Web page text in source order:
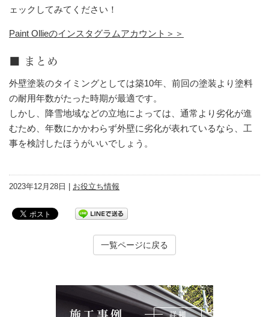
ェックしてみてください！
Paint Ollieのインスタグラムアカウント＞＞
■ まとめ
外壁塗装のタイミングとしては築10年、前回の塗装より塗料
の耐用年数がたった時期が最適です。
しかし、降雪地域などの立地によっては、通常より劣化が進
むため、年数にかかわらず外壁に劣化が表れているなら、工
事を検討したほうがいいでしょう。
2023年12月28日 | お役立ち情報
一覧ページに戻る